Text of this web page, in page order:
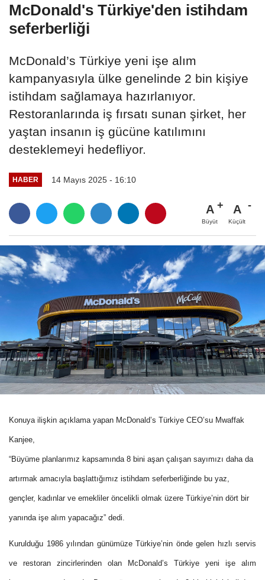
McDonald's Türkiye'den istihdam
seferberliği
McDonald’s Türkiye yeni işe alım
kampanyasıyla ülke genelinde 2 bin kişiye
istihdam sağlamaya hazırlanıyor.
Restoranlarında iş fırsatı sunan şirket, her
yaştan insanın iş gücüne katılımını
desteklemeyi hedefliyor.
HABER 14 Mayıs 2025 - 16:10
A
Büyüt
A
Küçült
Konuya ilişkin açıklama yapan McDonald’s Türkiye CEO’su Mwaffak
Kanjee,
“Büyüme planlarımız kapsamında 8 bini aşan çalışan sayımızı daha da
artırmak amacıyla başlattığımız istihdam seferberliğinde bu yaz,
gençler, kadınlar ve emekliler öncelikli olmak üzere Türkiye’nin dört bir
yanında işe alım yapacağız” dedi.
Kurulduğu 1986 yılından günümüze Türkiye’nin önde gelen hızlı servis
ve restoran zincirlerinden olan McDonald’s Türkiye yeni işe alım